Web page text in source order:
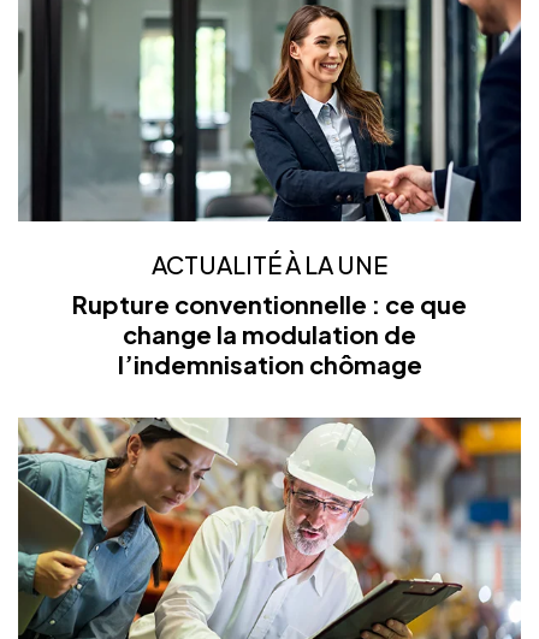
ACTUALITÉ À LA UNE
Rupture conventionnelle : ce que
change la modulation de
l’indemnisation chômage